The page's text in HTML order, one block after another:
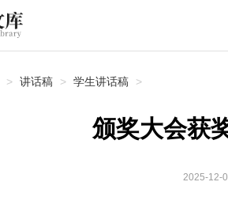
> 讲话稿 > 学生讲话稿 >
颁奖大会获
2025-12-